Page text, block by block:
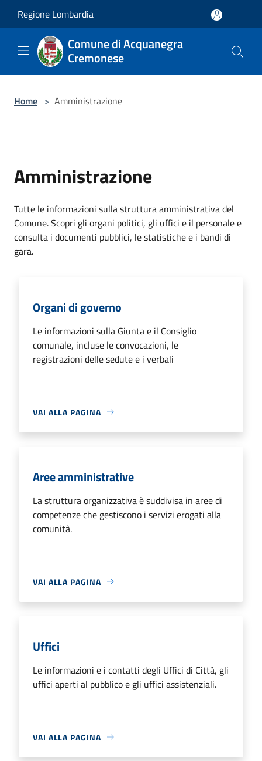
Regione Lombardia
Comune di Acquanegra
Cremonese
Home > Amministrazione
Amministrazione
Tutte le informazioni sulla struttura amministrativa del
Comune. Scopri gli organi politici, gli uffici e il personale e
consulta i documenti pubblici, le statistiche e i bandi di
gara.
Organi di governo
Le informazioni sulla Giunta e il Consiglio
comunale, incluse le convocazioni, le
registrazioni delle sedute e i verbali
VAI ALLA PAGINA
Aree amministrative
La struttura organizzativa è suddivisa in aree di
competenze che gestiscono i servizi erogati alla
comunità.
VAI ALLA PAGINA
Uffici
Le informazioni e i contatti degli Uffici di Città, gli
uffici aperti al pubblico e gli uffici assistenziali.
VAI ALLA PAGINA